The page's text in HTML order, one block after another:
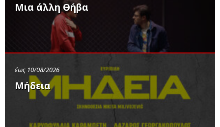
Μια άλλη Θήβα
έως 10/08/2026
Μήδεια